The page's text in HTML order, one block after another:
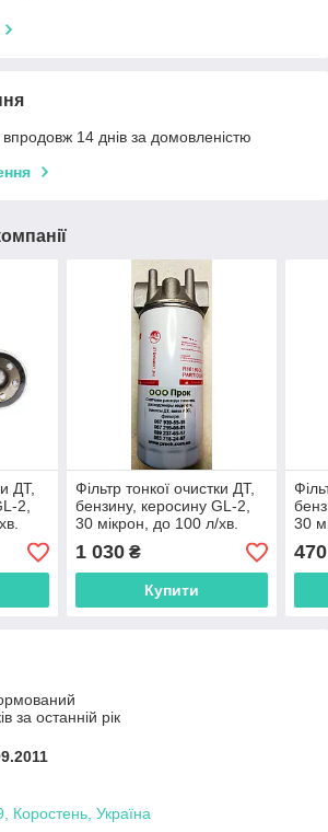
14 днів за домовленістю
ДТ,
2,
Фільтр тонкої очистки ДТ,
бензину, керосину GL-2,
30 мікрон, до 100 л/хв.
1 030₴
Купити
30
470
за останній рік
Коростень, Україна